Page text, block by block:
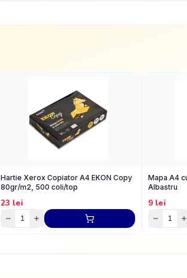
Hartie Xerox Copiator A4 EKON Copy
80gr/m2, 500 coli/top
23 lei
Mapa A4
Albastru
9 lei